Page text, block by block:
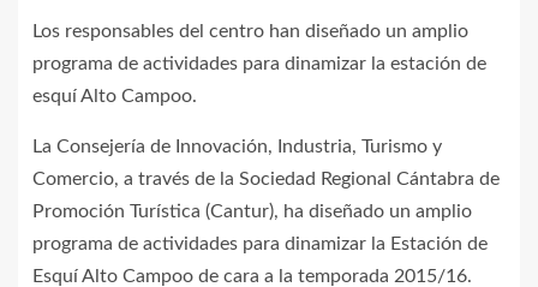
Los responsables del centro han diseñado un amplio
programa de actividades para dinamizar la estación de
esquí Alto Campoo.
La Consejería de Innovación, Industria, Turismo y
Comercio, a través de la Sociedad Regional Cántabra de
Promoción Turística (Cantur), ha diseñado un amplio
programa de actividades para dinamizar la Estación de
Esquí Alto Campoo de cara a la temporada 2015/16.